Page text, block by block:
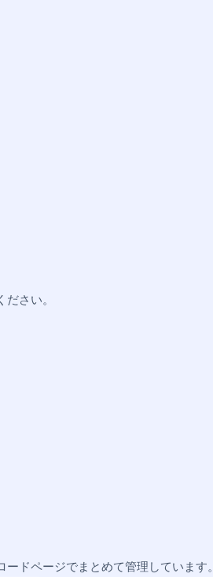
さい。
ドページでまとめて管理しています。